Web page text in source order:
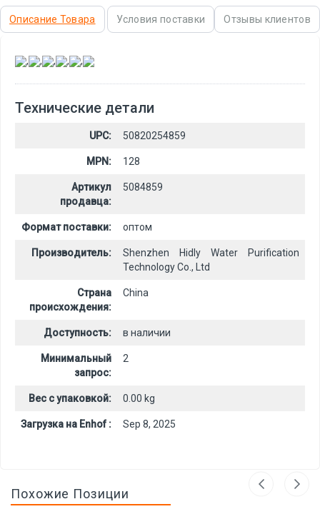
Описание Товара Условия поставки Отзывы клиентов
, , , , ,
Технические детали
UPC: 50820254859
MPN: 128
Артикул
продавца:
5084859
Формат поставки: оптом
Производитель:
Shenzhen Hidly Water Purification
Technology Co., Ltd
Страна
происхождения:
China
Доступность: в наличии
Минимальный
запрос:
2
Вес с упаковкой: 0.00 kg
Загрузка на Enhof : Sep 8, 2025
Похожие Позиции